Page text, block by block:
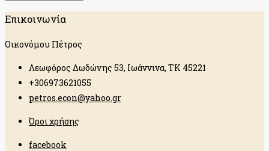
Επικοινωνία
Οικονόμου Πέτρος
Λεωφόρος Δωδώνης 53, Ιωάννινα, ΤΚ 45221
+306973621055
petros.econ@yahoo.gr
Όροι χρήσης
facebook